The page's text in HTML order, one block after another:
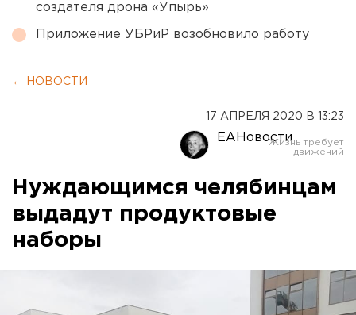
создателя дрона «Упырь»
Приложение УБРиР возобновило работу
← НОВОСТИ
17 АПРЕЛЯ 2020 В 13:23
ЕАНовости
Нуждающимся челябинцам
выдадут продуктовые
наборы